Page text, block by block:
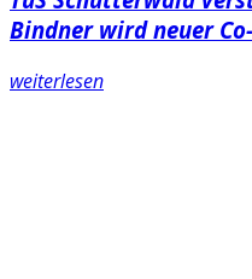
Bindner wird neuer
weiterlesen